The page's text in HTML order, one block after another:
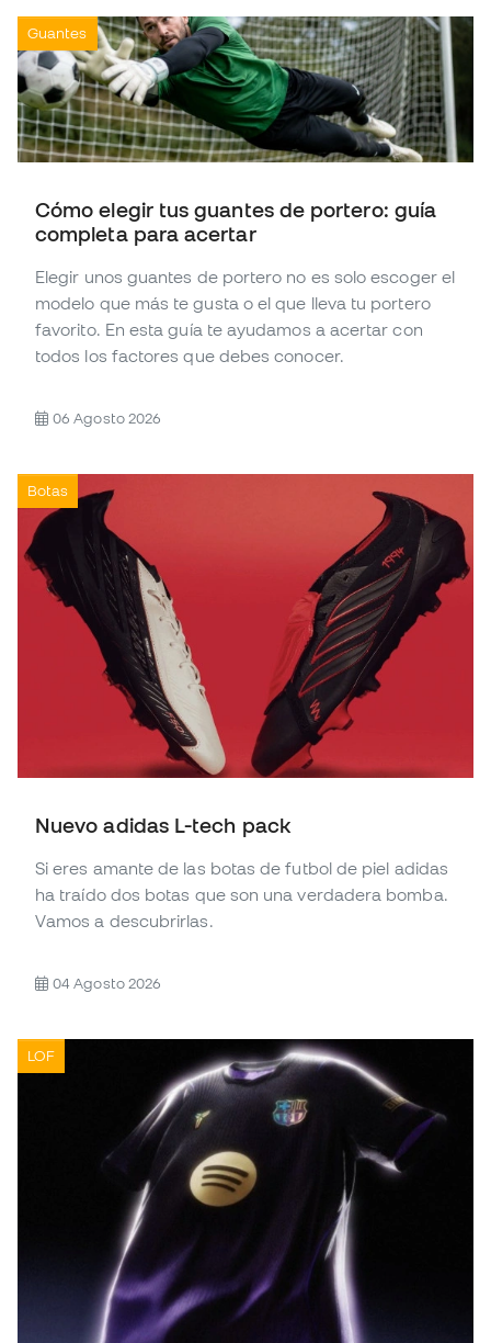
Guantes
Cómo elegir tus guantes de portero: guía
completa para acertar
Elegir unos guantes de portero no es solo escoger el
modelo que más te gusta o el que lleva tu portero
favorito. En esta guía te ayudamos a acertar con
todos los factores que debes conocer.
06 Agosto 2026
Botas
Nuevo adidas L-tech pack
Si eres amante de las botas de futbol de piel adidas
ha traído dos botas que son una verdadera bomba.
Vamos a descubrirlas.
04 Agosto 2026
LOF